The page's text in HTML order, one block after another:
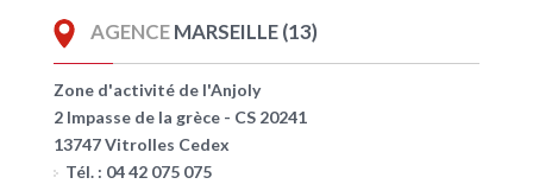
AGENCEMARSEILLE (13)
Zone d'activité de l'Anjoly
2 Impasse de la grèce - CS 20241
13747 Vitrolles Cedex
Tél. : 04 42 075 075